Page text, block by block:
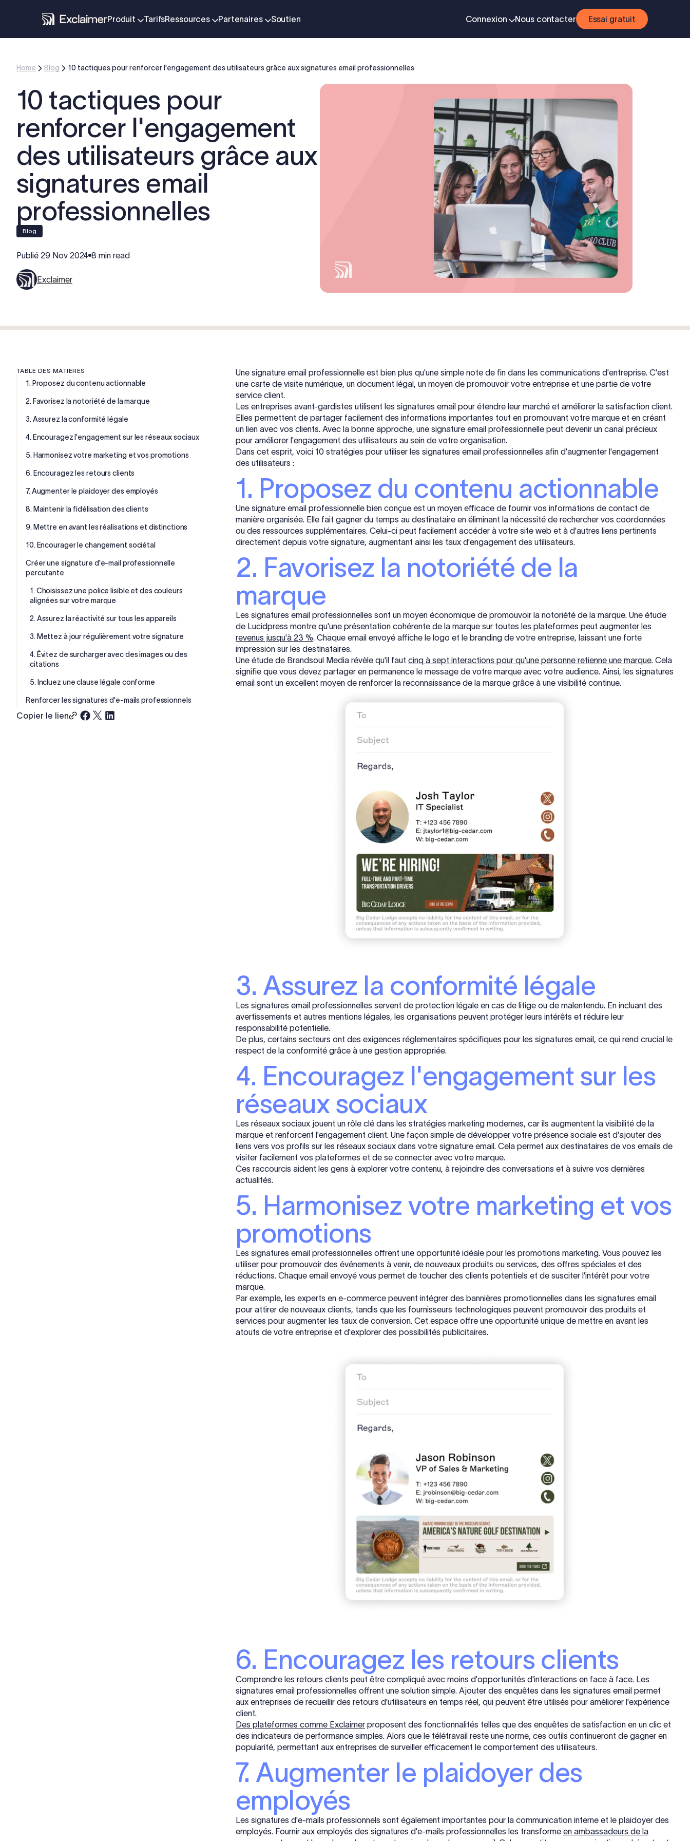
Produit TarifsRessources Partenaires Soutien Connexion Nous contacter Essai gratuit
Home Blog 10 tactiques pour renforcer l'engagement des utilisateurs grâce aux signatures email professionnelles
10 tactiques pour
renforcer l'engagement
des utilisateurs grâce aux
signatures email
professionnelles
blog
Publié 29 Nov 2024 8 min read
Exclaimer
TABLE DES MATIÈRES
1. Proposez du contenu actionnable
2. Favorisez la notoriété de la marque
3. Assurez la conformité légale
4. Encouragez l'engagement sur les réseaux sociaux
5. Harmonisez votre marketing et vos promotions
6. Encouragez les retours clients
7. Augmenter le plaidoyer des employés
8. Maintenir la fidélisation des clients
9. Mettre en avant les réalisations et distinctions
10. Encourager le changement sociétal
Créer une signature d'e-mail professionnelle
percutante
1. Choisissez une police lisible et des couleurs
alignées sur votre marque
2. Assurez la réactivité sur tous les appareils
3. Mettez à jour régulièrement votre signature
4. Évitez de surcharger avec des images ou des
citations
5. Incluez une clause légale conforme
Renforcer les signatures d'e-mails professionnels
Copier le lien
Une signature email professionnelle est bien plus qu'une simple note de fin dans les communications d'entreprise. C'est
une carte de visite numérique, un document légal, un moyen de promouvoir votre entreprise et une partie de votre
service client.
Les entreprises avant-gardistes utilisent les signatures email pour étendre leur marché et améliorer la satisfaction client.
Elles permettent de partager facilement des informations importantes tout en promouvant votre marque et en créant
un lien avec vos clients. Avec la bonne approche, une signature email professionnelle peut devenir un canal précieux
pour améliorer l'engagement des utilisateurs au sein de votre organisation.
Dans cet esprit, voici 10 stratégies pour utiliser les signatures email professionnelles afin d'augmenter l'engagement
des utilisateurs :
1. Proposez du contenu actionnable
Une signature email professionnelle bien conçue est un moyen efficace de fournir vos informations de contact de
manière organisée. Elle fait gagner du temps au destinataire en éliminant la nécessité de rechercher vos coordonnées
ou des ressources supplémentaires. Celui-ci peut facilement accéder à votre site web et à d'autres liens pertinents
directement depuis votre signature, augmentant ainsi les taux d'engagement des utilisateurs.
2. Favorisez la notoriété de la
marque
Les signatures email professionnelles sont un moyen économique de promouvoir la notoriété de la marque. Une étude
de Lucidpress montre qu'une présentation cohérente de la marque sur toutes les plateformes peut augmenter les
revenus jusqu'à 23 %. Chaque email envoyé affiche le logo et le branding de votre entreprise, laissant une forte
impression sur les destinataires.
Une étude de Brandsoul Media révèle qu'il faut cinq à sept interactions pour qu'une personne retienne une marque. Cela
signifie que vous devez partager en permanence le message de votre marque avec votre audience. Ainsi, les signatures
email sont un excellent moyen de renforcer la reconnaissance de la marque grâce à une visibilité continue.
3. Assurez la conformité légale
Les signatures email professionnelles servent de protection légale en cas de litige ou de malentendu. En incluant des
avertissements et autres mentions légales, les organisations peuvent protéger leurs intérêts et réduire leur
responsabilité potentielle.
De plus, certains secteurs ont des exigences réglementaires spécifiques pour les signatures email, ce qui rend crucial le
respect de la conformité grâce à une gestion appropriée.
4. Encouragez l'engagement sur les
réseaux sociaux
Les réseaux sociaux jouent un rôle clé dans les stratégies marketing modernes, car ils augmentent la visibilité de la
marque et renforcent l'engagement client. Une façon simple de développer votre présence sociale est d'ajouter des
liens vers vos profils sur les réseaux sociaux dans votre signature email. Cela permet aux destinataires de vos emails de
visiter facilement vos plateformes et de se connecter avec votre marque.
Ces raccourcis aident les gens à explorer votre contenu, à rejoindre des conversations et à suivre vos dernières
actualités.
5. Harmonisez votre marketing et vos
promotions
Les signatures email professionnelles offrent une opportunité idéale pour les promotions marketing. Vous pouvez les
utiliser pour promouvoir des événements à venir, de nouveaux produits ou services, des offres spéciales et des
réductions. Chaque email envoyé vous permet de toucher des clients potentiels et de susciter l'intérêt pour votre
marque.
Par exemple, les experts en e-commerce peuvent intégrer des bannières promotionnelles dans les signatures email
pour attirer de nouveaux clients, tandis que les fournisseurs technologiques peuvent promouvoir des produits et
services pour augmenter les taux de conversion. Cet espace offre une opportunité unique de mettre en avant les
atouts de votre entreprise et d'explorer des possibilités publicitaires.
6. Encouragez les retours clients
Comprendre les retours clients peut être compliqué avec moins d'opportunités d'interactions en face à face. Les
signatures email professionnelles offrent une solution simple. Ajouter des enquêtes dans les signatures email permet
aux entreprises de recueillir des retours d'utilisateurs en temps réel, qui peuvent être utilisés pour améliorer l'expérience
client.
Des plateformes comme Exclaimer proposent des fonctionnalités telles que des enquêtes de satisfaction en un clic et
des indicateurs de performance simples. Alors que le télétravail reste une norme, ces outils continueront de gagner en
popularité, permettant aux entreprises de surveiller efficacement le comportement des utilisateurs.
7. Augmenter le plaidoyer des
employés
Les signatures d'e-mails professionnels sont également importantes pour la communication interne et le plaidoyer des
employés. Fournir aux employés des signatures d'e-mails professionnelles les transforme en ambassadeurs de la